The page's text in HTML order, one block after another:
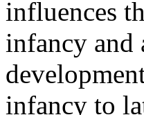
influences
infancy and
infancy to